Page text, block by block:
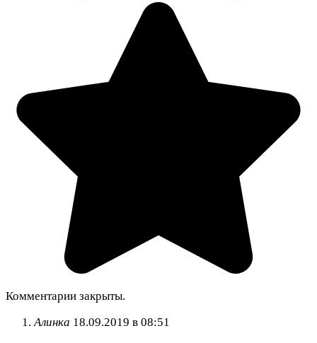
Комментарии закрыты.
Алинка 18.09.2019 в 08:51